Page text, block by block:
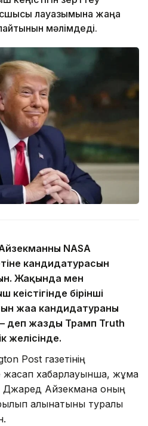
лауазымына жаңа
мәлімдеді.
NASA
кандидатурасын
Жақында мен
бірінші
жаңа кандидатураны
деп жазды Трамп Truth
желісінде.
Post газетінің
жасап хабарлауынша, жұма
Айзекманға оның
алынатыны туралы